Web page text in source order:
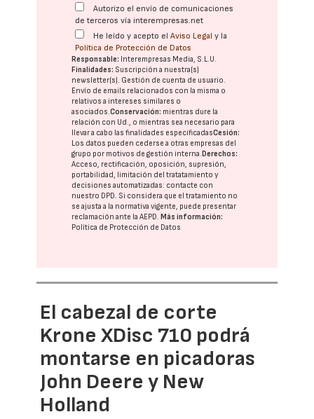
Autorizo el envío de comunicaciones
de terceros vía interempresas.net
He leído y acepto elAviso Legal y la
Política de Protección de Datos
Responsable: Interempresas Media, S.L.U.
Finalidades: Suscripción a nuestra(s)
newsletter(s). Gestión de cuenta de usuario.
Envío de emails relacionados con la misma o
relativos a intereses similares o
asociados.Conservación: mientras dure la
relación con Ud., o mientras sea necesario para
llevar a cabo las finalidades especificadasCesión:
Los datos pueden cederse a otras empresas del
grupo por motivos de gestión interna. Derechos:
Acceso, rectificación, oposición, supresión,
portabilidad, limitación del tratatamiento y
decisiones automatizadas: contacte con
nuestro DPD. Si considera que el tratamiento no
se ajusta a la normativa vigente, puede presentar
reclamación ante laAEPD. Más información:
Política de Protección de Datos
El cabezal de corte
Krone XDisc 710 podrá
montarse en picadoras
John Deere y New
Holland